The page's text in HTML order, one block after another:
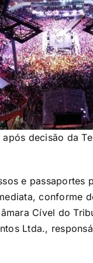
decisão da
e passaportes
conforme
Cível do
Ltda.,